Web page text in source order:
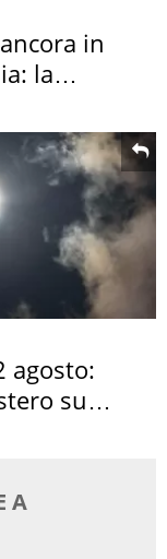
in
la
agosto:
su